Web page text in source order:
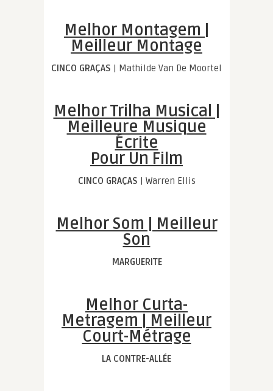
Melhor Montagem |
Meilleur Montage
CINCO GRAÇAS | Mathilde Van De Moortel
Melhor Trilha Musical |
Meilleure Musique
Écrite
Pour Un Film
CINCO GRAÇAS | Warren Ellis
Melhor Som | Meilleur
Son
MARGUERITE
Melhor Curta-
Metragem | Meilleur
Court-Métrage
LA CONTRE-ALLÉE